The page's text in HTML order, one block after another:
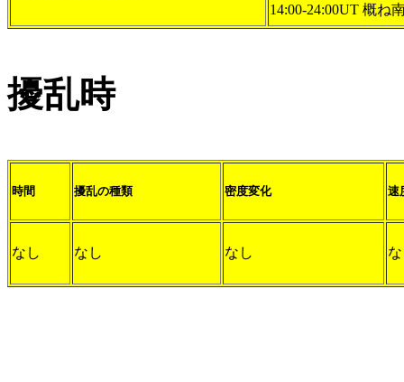
14:00-24:00UT 概ね
擾乱時
時間 擾乱の種類 密度変化 速
なし なし なし